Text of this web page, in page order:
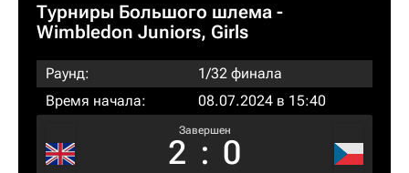
Турниры Большого шлема -
Wimbledon Juniors, Girls
Раунд:
1/32 финала
Время начала:
08.07.2024 в 15:40
Завершен
2 : 0